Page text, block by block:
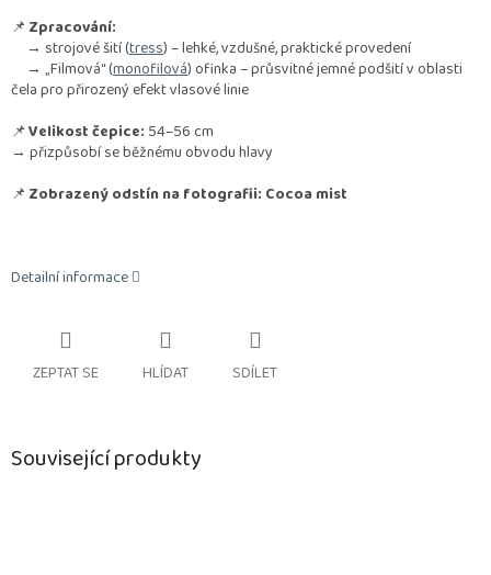
📌Zpracování:
→ strojové šití (tress) – lehké, vzdušné, praktické provedení
→ „Filmová“ (monofilová) ofinka – průsvitné jemné podšití v oblasti
čela pro přirozený efekt vlasové linie
📌Velikost čepice: 54–56 cm
→ přizpůsobí se běžnému obvodu hlavy
📌Zobrazený odstín na fotografii: Cocoa mist
Detailní informace
ZEPTAT SE HLÍDAT SDÍLET
Související produkty